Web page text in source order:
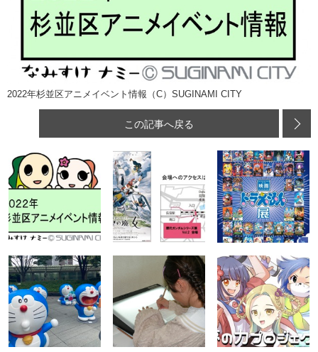
2022年杉並区アニメイベント情報（C）SUGINAMI CITY
この記事へ戻る